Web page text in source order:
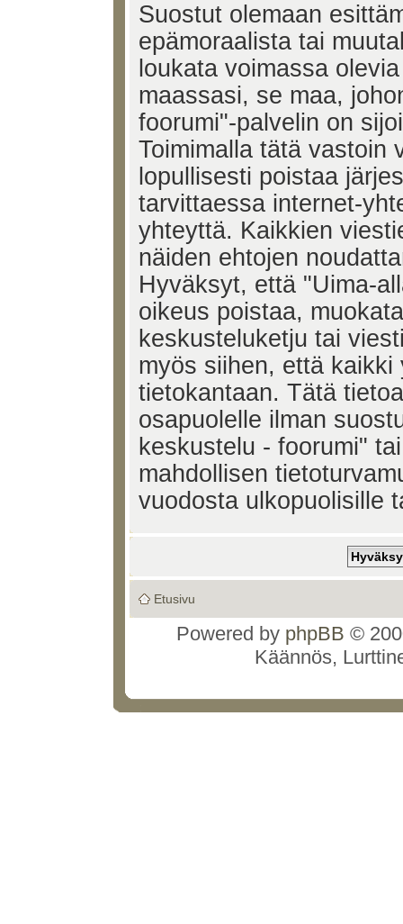
Suostut olemaan
epämoraalista tai
loukata voimassa
maassasi, se maa,
foorumi"-palvelin on
Toimimalla tätä vastoin
lopullisesti poistaa
tarvittaessa internet-
yhteyttä. Kaikkien
näiden ehtojen
Hyväksyt, että "Uima-
oikeus poistaa,
keskusteluketju tai
myös siihen, että
tietokantaan. Tätä
osapuolelle ilman
keskustelu - foorumi"
mahdollisen
vuodosta ulkopuolisille
Etusivu
Powered by phpBB ©
Käännös,